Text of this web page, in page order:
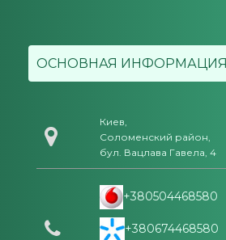
ОСНОВНАЯ ИНФОРМАЦИЯ
Киев,
Соломенский район,
бул. Вацлава Гавела, 4
+380504468580
+380674468580